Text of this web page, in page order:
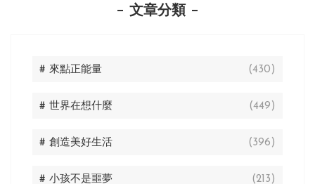
文章分類
# 來點正能量 (430)
# 世界在想什麼 (449)
# 創造美好生活 (396)
# 小孩不是噩夢 (213)